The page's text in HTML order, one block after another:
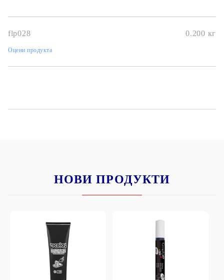
flp028 0.200 кг
Оцени продукта
НОВИ ПРОДУКТИ